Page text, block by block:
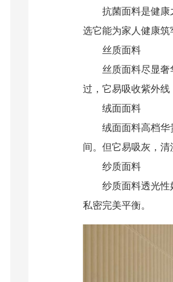
抗菌面料是健康之
选它能为家人健康筑
丝质面料
丝质面料尽显奢华
过，它易吸收紫外线
绒面面料
绒面面料高档华贵
间。但它易吸灰，清
纱质面料
纱质面料透光性好
私密完美平衡。